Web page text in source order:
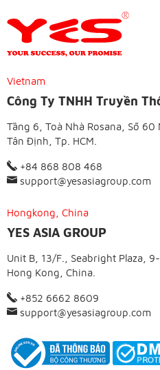
Vietnam
Công Ty TNHH Truyền
Tầng 6, Toà Nhà Rosana, Số
Tân Định, Tp. HCM.
+84 868 808 468
support@yesasiagroup.com
Hongkong, China
YES ASIA GROUP
Unit B, 13/F., Seabright Plaza,
Hong Kong, China.
+852 6662 8609
support@yesasiagroup.com